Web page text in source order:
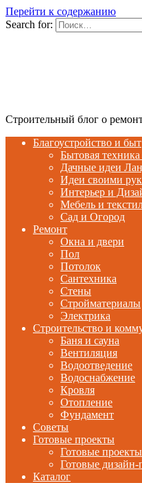
Перейти к содержанию
Search for:
Строительный блог о
Благоустройство и быт
Бытовая
Дачные идеи
Идеи своими
Интерьер и
Мебель и
Сад и Огород
Ремонт
Окна и двери
Пол
Потолок
Сантехника
Стены
Стройматериалы
Электрика
Строительство и
Баня и сауна
Вентиляция
Водоотведение
Водоснабжение
Кровля
Отопление
Фундамент
Советы
Готовые проекты
Готовые
Готовые дизайн-
Каталог